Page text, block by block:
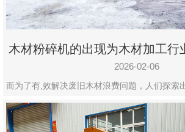
木材粉碎机的出现为木材加工行
化
2026-02-06
而为了有,效解决废旧木材浪费问题，人们探索